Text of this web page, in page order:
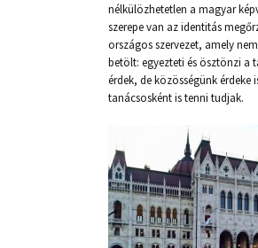
nélkülözhetetlen a magyar
szerepe van az identitás
országos szervezet, amely
betölt: egyezteti és ösztönzi a
érdek, de közösségünk
tanácsosként is tenni tudjak.